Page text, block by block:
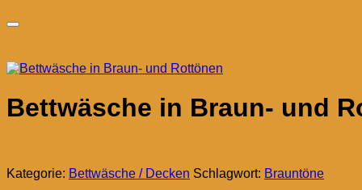
Bettwäsche in Braun- und
Kategorie: Bettwäsche / Decken Schlagwort: Brauntöne